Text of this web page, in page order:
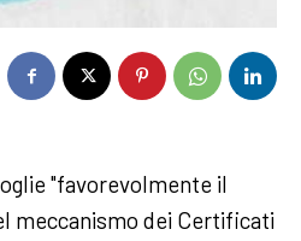
"favorevolmente il
meccanismo dei Certificati